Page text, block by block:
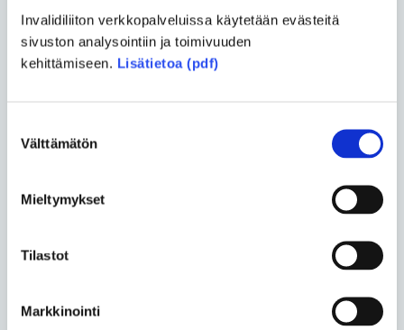
Invalidiliiton verkkopalveluissa käytetään evästeitä
sivuston analysointiin ja toimivuuden
kehittämiseen. Lisätietoa (pdf)
valinta
Välttämätön
Mieltymykset
Tilastot
Markkinointi
potilaaksi yksityissairaalaan pääsee myös
laillistetun lääkärin lähetteellä, kotikunnan
myöntämällä maksusitoumuksella /
erikoissairaanhoidon julkisesta yksiköstä.
Valinnanvapaus koskee kiireetöntä sairaalassa
jälkeistä seurantaa ja mahdollisia kiireettömiä
vapaan hoitopaikan valinnan perusteella hoitosi
hoitopaikkansa sellaisista palveluntuottajista,